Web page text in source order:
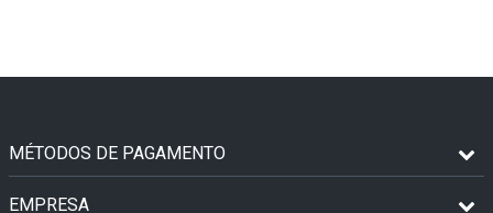
MÉTODOS DE PAGAMENTO
EMPRESA